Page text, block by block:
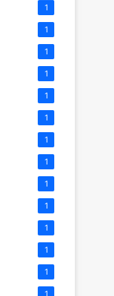
1
1
1
1
1
1
1
1
1
1
1
1
1
1